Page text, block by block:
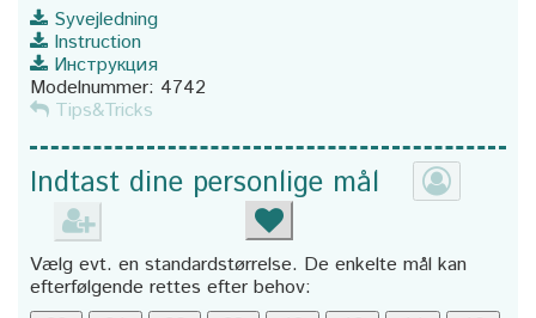
Syvejledning
Instruction
Инструкция
Modelnummer: 4742
Tips&Tricks
Indtast dine personlige mål
Vælg evt. en standardstørrelse. De enkelte mål kan
efterfølgende rettes efter behov: